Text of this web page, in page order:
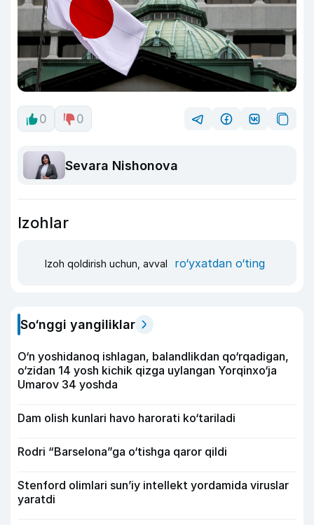
0 0
Sevara Nishonova
Izohlar
Izoh qoldirish uchun, avval ro‘yxatdan o‘ting
So‘nggi yangiliklar
O‘n yoshidanoq ishlagan, balandlikdan qo‘rqadigan,
o‘zidan 14 yosh kichik qizga uylangan Yorqinxo‘ja
Umarov 34 yoshda
Dam olish kunlari havo harorati ko‘tariladi
Rodri “Barselona”ga o‘tishga qaror qildi
Stenford olimlari sun’iy intellekt yordamida viruslar
yaratdi